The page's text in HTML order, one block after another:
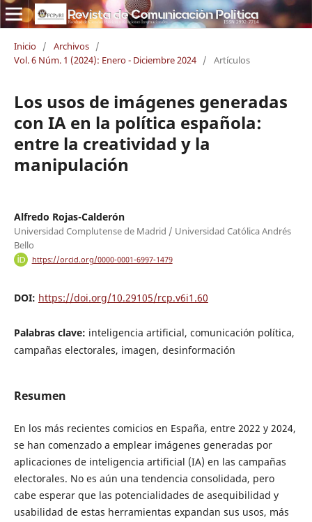
Inicio / Archivos /
Vol. 6 Núm. 1 (2024): Enero - Diciembre 2024 / Artículos
Los usos de imágenes generadas
con IA en la política española:
entre la creatividad y la
manipulación
Alfredo Rojas-Calderón
Universidad Complutense de Madrid / Universidad Católica Andrés
Bello
https://orcid.org/0000-0001-6997-1479
DOI: https://doi.org/10.29105/rcp.v6i1.60
Palabras clave: inteligencia artificial, comunicación política,
campañas electorales, imagen, desinformación
Resumen
En los más recientes comicios en España, entre 2022 y 2024,
se han comenzado a emplear imágenes generadas por
aplicaciones de inteligencia artificial (IA) en las campañas
electorales. No es aún una tendencia consolidada, pero
cabe esperar que las potencialidades de asequibilidad y
usabilidad de estas herramientas expandan sus usos, más